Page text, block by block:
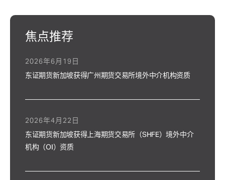
焦点推荐
东证期货新加坡获得广州期货交易所境外中介机构资质
2026年6月19日
东证期货新加坡获得上海期货交易所（SHFE）境外中介
机构（OI）资质
2026年4月22日